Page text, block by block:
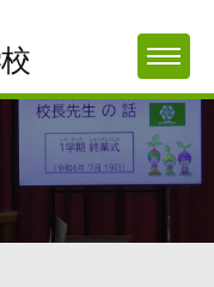
MENU